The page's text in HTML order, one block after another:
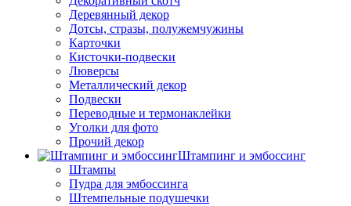
Деревянный декор
Дотсы, стразы, полужемчужины
Карточки
Кисточки-подвески
Люверсы
Металлический декор
Подвески
Переводные и термонаклейки
Уголки для фото
Прочий декор
Штампинг и эмбоссинг
Штампы
Пудра для эмбоссинга
Штемпельные подушечки